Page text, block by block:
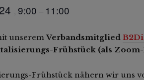
9:00 – 11:00
unseremVerbandsmitglied
Frühstück (als
Frühstück nähern wir uns